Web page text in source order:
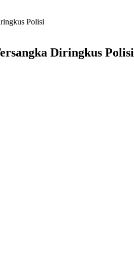
Polisi
Diringkus Polisi